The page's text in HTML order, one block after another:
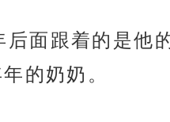
后面跟着的是他
的奶奶。